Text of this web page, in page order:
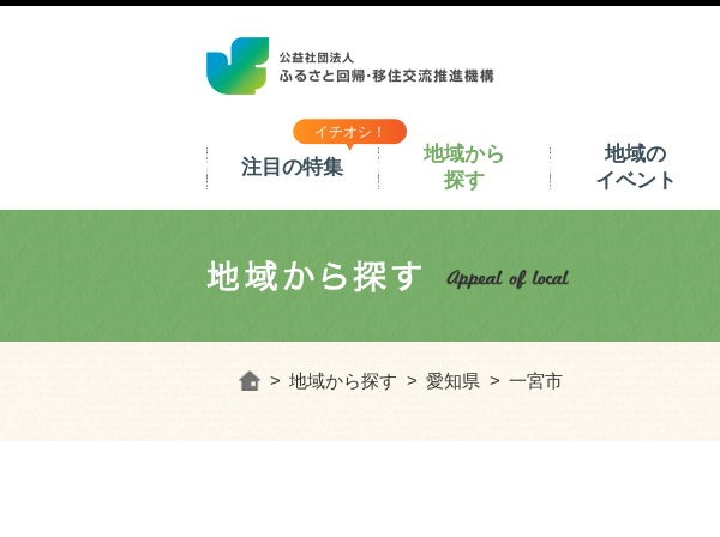
イチオシ！
注目の特集
地域から
探す
地域の
イベント
ホーム 地域から探す 愛知県 一宮市